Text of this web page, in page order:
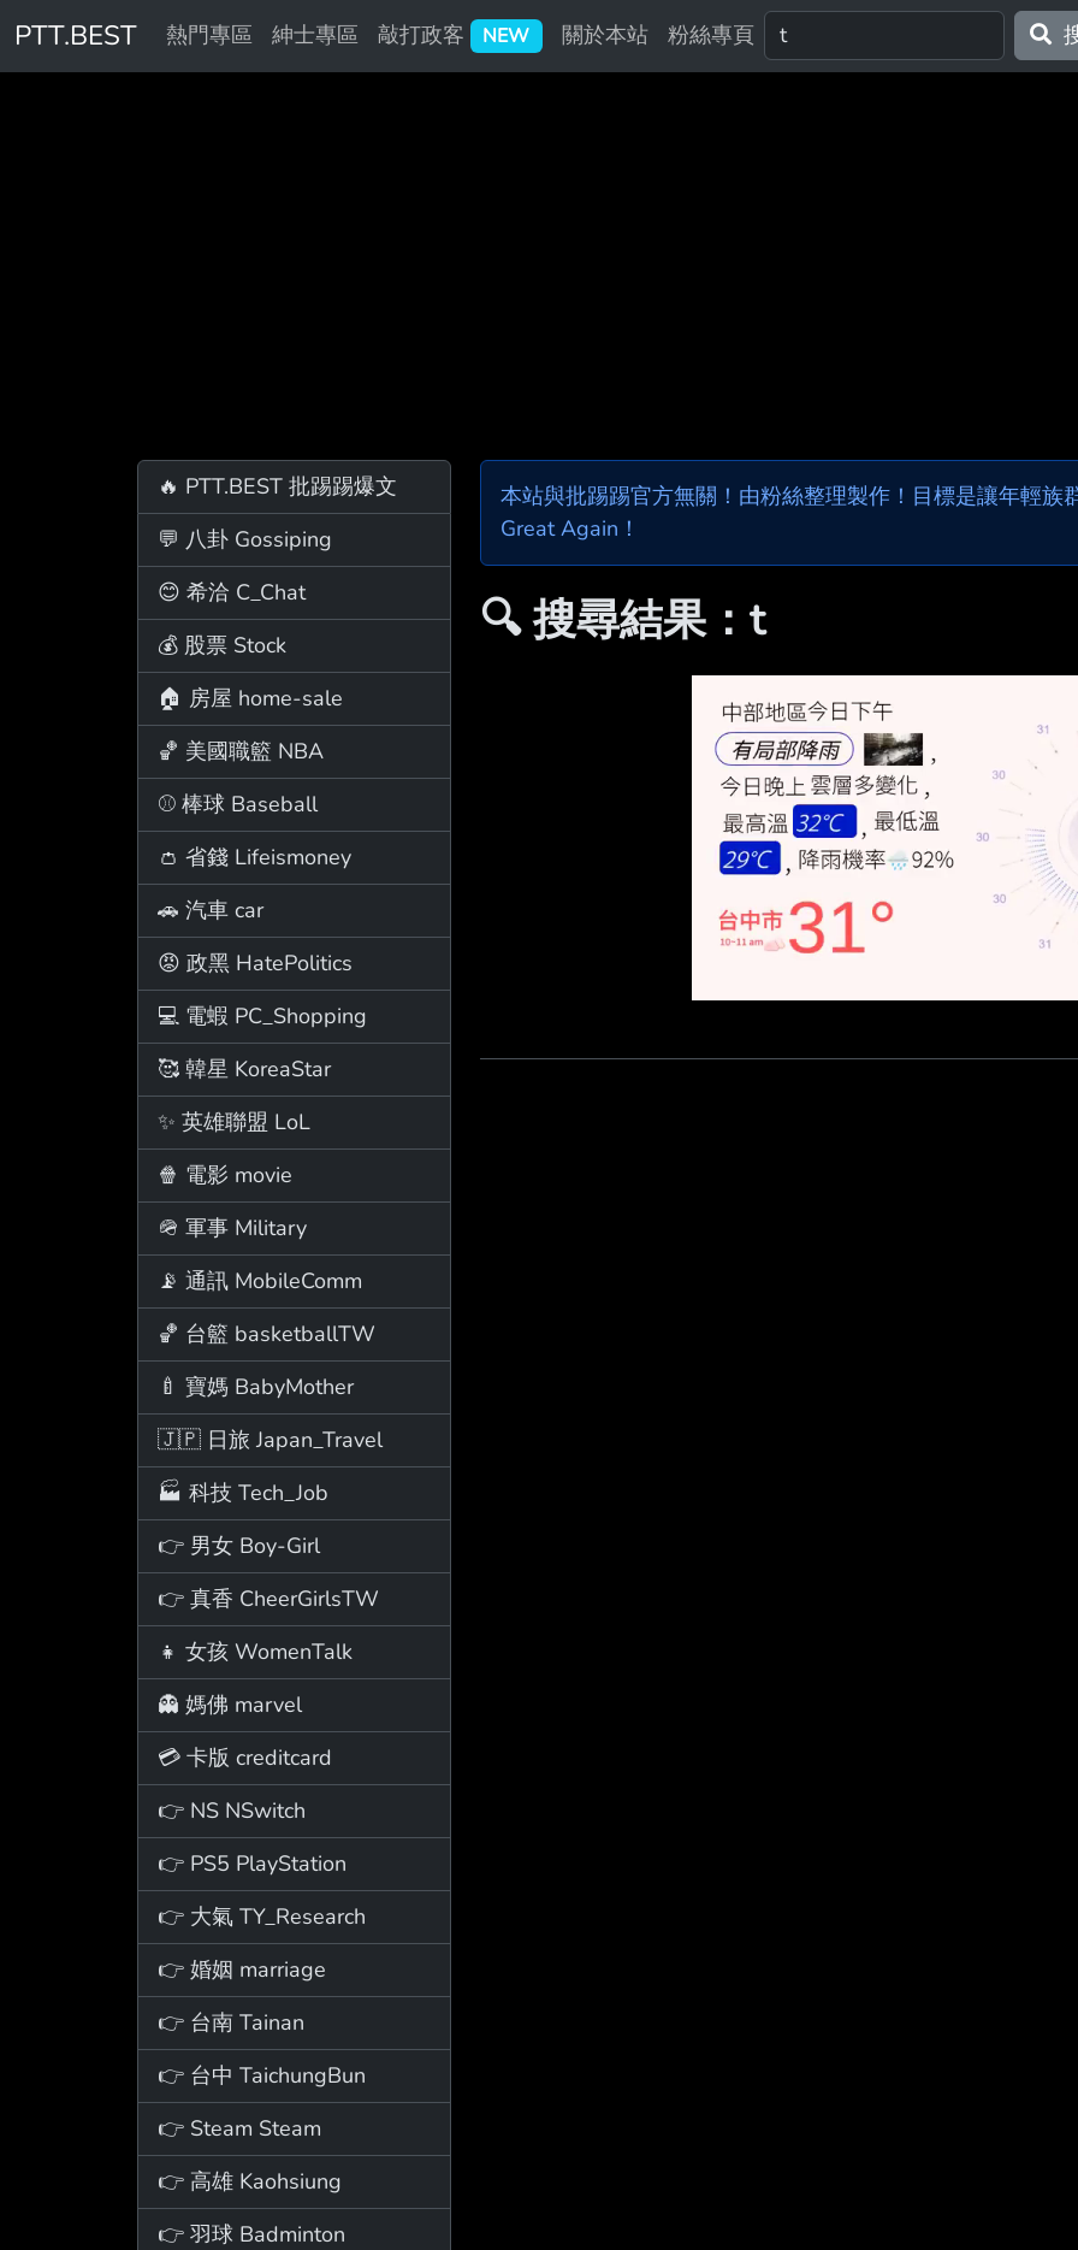
PTT.BEST 熱門專區 紳士專區 敲打政客 NEW 關於本站 粉絲專頁
🔥 PTT.BEST 批踢踢爆文
💬 八卦 Gossiping
😊 希洽 C_Chat
💰 股票 Stock
🏠 房屋 home-sale
🏀 美國職籃 NBA
⚾ 棒球 Baseball
👛 省錢 Lifeismoney
🚗 汽車 car
😡 政黑 HatePolitics
💻 電蝦 PC_Shopping
🥰 韓星 KoreaStar
✨ 英雄聯盟 LoL
🍿 電影 movie
🪖 軍事 Military
📡 通訊 MobileComm
🏀 台籃 basketballTW
🍼 寶媽 BabyMother
🇯🇵 日旅 Japan_Travel
🏭 科技 Tech_Job
👉 男女 Boy-Girl
👉 真香 CheerGirlsTW
👧 女孩 WomenTalk
👻 媽佛 marvel
💳 卡版 creditcard
👉 NS NSwitch
👉 PS5 PlayStation
👉 大氣 TY_Research
👉 婚姻 marriage
👉 台南 Tainan
👉 台中 TaichungBun
👉 Steam Steam
👉 高雄 Kaohsiung
👉 羽球 Badminton
本站與批踢踢官方無關！由粉絲整理製作！目標是讓年輕族
Great Again！
🔍 搜尋結果：t